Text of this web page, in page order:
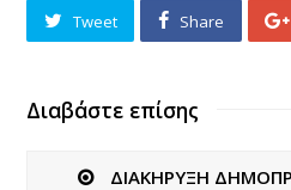
Tweet Share
Διαβάστε επίσης
ΔΙΑΚΗΡΥΞΗ